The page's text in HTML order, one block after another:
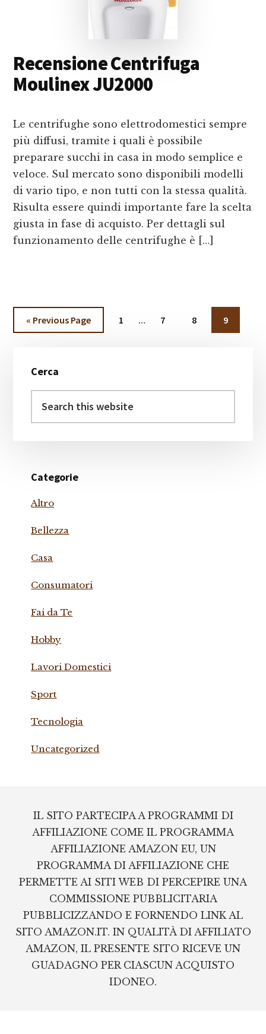
Recensione Centrifuga
Moulinex JU2000
Le centrifughe sono elettrodomestici sempre
più diffusi, tramite i quali è possibile
preparare succhi in casa in modo semplice e
veloce. Sul mercato sono disponibili modelli
di vario tipo, e non tutti con la stessa qualità.
Risulta essere quindi importante fare la scelta
giusta in fase di acquisto. Per dettagli sul
funzionamento delle centrifughe è […]
« Go
to
Previous Page Page
1 … Page
7 Page
8 Page
9
Sidebar
Cerca
this
Categorie
Altro
Bellezza
Casa
Consumatori
Fai da Te
Hobby
Lavori Domestici
Sport
Tecnologia
Uncategorized
IL SITO PARTECIPA A PROGRAMMI DI
AFFILIAZIONE COME IL PROGRAMMA
AFFILIAZIONE AMAZON EU, UN
PROGRAMMA DI AFFILIAZIONE CHE
PERMETTE AI SITI WEB DI PERCEPIRE UNA
COMMISSIONE PUBBLICITARIA
PUBBLICIZZANDO E FORNENDO LINK AL
SITO AMAZON.IT. IN QUALITÀ DI AFFILIATO
AMAZON, IL PRESENTE SITO RICEVE UN
GUADAGNO PER CIASCUN ACQUISTO
IDONEO.